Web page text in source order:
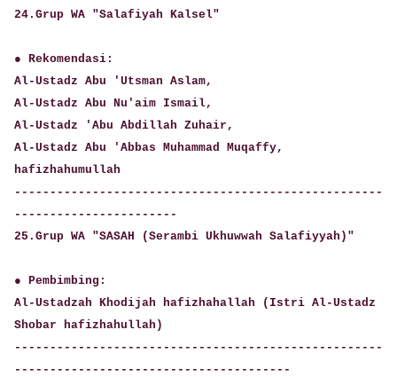
24.Grup WA "Salafiyah Kalsel"
● Rekomendasi:
Al-Ustadz Abu 'Utsman Aslam,
Al-Ustadz Abu Nu'aim Ismail,
Al-Ustadz 'Abu Abdillah Zuhair,
Al-Ustadz Abu 'Abbas Muhammad Muqaffy,
hafizhahumullah
----------------------------------------------------
-----------------------
25.Grup WA "SASAH (Serambi Ukhuwwah Salafiyyah)"
● Pembimbing:
Al-Ustadzah Khodijah hafizhahallah (Istri Al-Ustadz
Shobar hafizhahullah)
----------------------------------------------------
---------------------------------------